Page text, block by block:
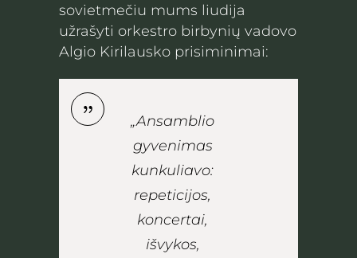
sovietmečiu mums liudija
užrašyti orkestro birbynių vadovo
Algio Kirilausko prisiminimai:
„Ansamblio
gyvenimas
kunkuliavo:
repeticijos,
koncertai,
išvykos,